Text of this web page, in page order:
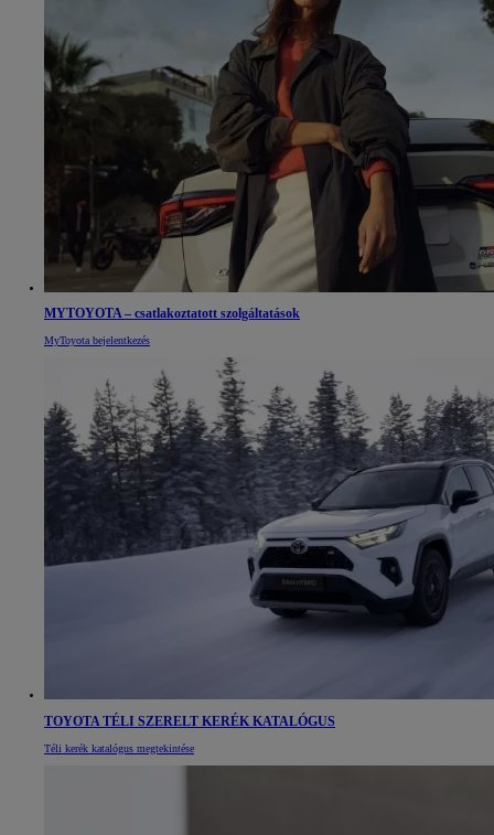
MYTOYOTA – csatlakoztatott szolgáltatások
MyToyota bejelentkezés
TOYOTA TÉLI SZERELT KERÉK KATALÓGUS
Téli kerék katalógus megtekintése